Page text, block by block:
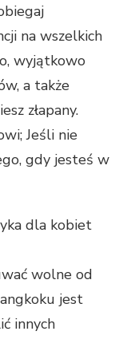
na wszelkich
wyjątkowo
a także
złapany.
Jeśli nie
gdy jesteś w
dla kobiet
wolne od
jest
innych